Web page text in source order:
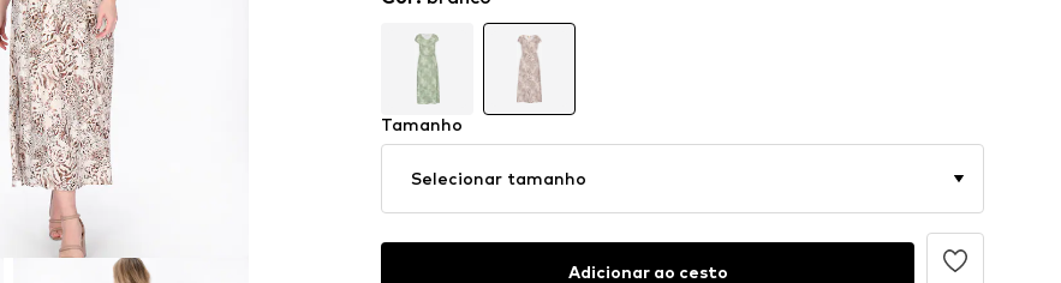
Tamanho
Selecionar tamanho
Adicionar ao cesto